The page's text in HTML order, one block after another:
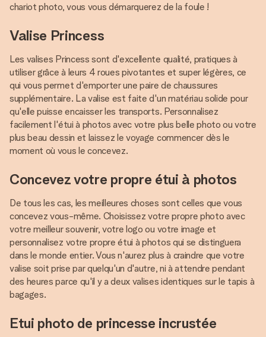
chariot photo, vous vous démarquerez de la foule !
Valise Princess
Les valises Princess sont d'excellente qualité, pratiques à
utiliser grâce à leurs 4 roues pivotantes et super légères, ce
qui vous permet d'emporter une paire de chaussures
supplémentaire. La valise est faite d'un matériau solide pour
qu'elle puisse encaisser les transports. Personnalisez
facilement l'étui à photos avec votre plus belle photo ou votre
plus beau dessin et laissez le voyage commencer dès le
moment où vous le concevez.
Concevez votre propre étui à photos
De tous les cas, les meilleures choses sont celles que vous
concevez vous-même. Choisissez votre propre photo avec
votre meilleur souvenir, votre logo ou votre image et
personnalisez votre propre étui à photos qui se distinguera
dans le monde entier. Vous n'aurez plus à craindre que votre
valise soit prise par quelqu'un d'autre, ni à attendre pendant
des heures parce qu'il y a deux valises identiques sur le tapis à
bagages.
Etui photo de princesse incrustée